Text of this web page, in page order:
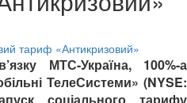
МТС-Україна, 100%-а
ТелеСистеми» (NYSE:
соціального тарифу